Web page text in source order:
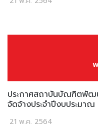
ประกาศสถาบันบัณฑิตพัฒ
จัดจ้างประจำปีงบประมา
21 พ.ค. 2564